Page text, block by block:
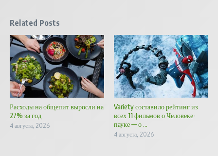
Related Posts
Расходы на общепит выросли на
27% за год
4 августа, 2026
Variety составило рейтинг из
всех 11 фильмов о Человеке-
пауке — о ...
4 августа, 2026